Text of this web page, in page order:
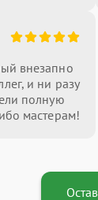
внезапно
и ни разу
полную
мастерам!